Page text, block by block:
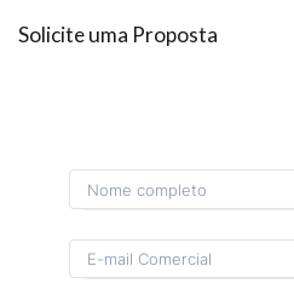
Solicite uma Proposta